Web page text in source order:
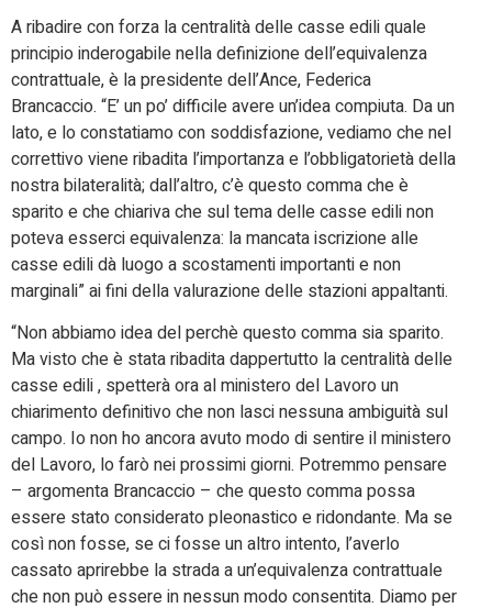
A ribadire con forza la centralità delle casse edili quale
principio inderogabile nella definizione dell’equivalenza
contrattuale, è la presidente dell’Ance, Federica
Brancaccio. “E’ un po’ difficile avere un’idea compiuta. Da un
lato, e lo constatiamo con soddisfazione, vediamo che nel
correttivo viene ribadita l’importanza e l’obbligatorietà della
nostra bilateralità; dall’altro, c’è questo comma che è
sparito e che chiariva che sul tema delle casse edili non
poteva esserci equivalenza: la mancata iscrizione alle
casse edili dà luogo a scostamenti importanti e non
marginali” ai fini della valurazione delle stazioni appaltanti.
“Non abbiamo idea del perchè questo comma sia sparito.
Ma visto che è stata ribadita dappertutto la centralità delle
casse edili , spetterà ora al ministero del Lavoro un
chiarimento definitivo che non lasci nessuna ambiguità sul
campo. Io non ho ancora avuto modo di sentire il ministero
del Lavoro, lo farò nei prossimi giorni. Potremmo pensare
– argomenta Brancaccio – che questo comma possa
essere stato considerato pleonastico e ridondante. Ma se
così non fosse, se ci fosse un altro intento, l’averlo
cassato aprirebbe la strada a un’equivalenza contrattuale
che non può essere in nessun modo consentita. Diamo per